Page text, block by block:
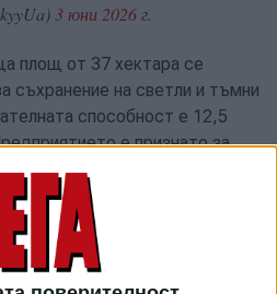
3 юни 2026 г.
площ от 37 хектара се
съхранение на светли и тъмни
способност е 12,5
е признато за
на Руската
в регистъра на
монополи. Според данни на
на терминала за 2024 г. са
рубли, а печалбата – на 5,8